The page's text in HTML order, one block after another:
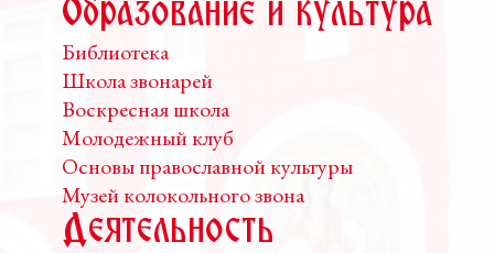
Образование и культура
Библиотека
Школа звонарей
Воскресная школа
Молодежный клуб
Основы православной культуры
Музей колокольного звона
Деятельность